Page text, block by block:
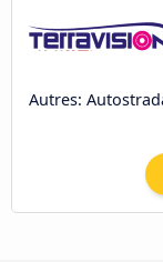
Autres: